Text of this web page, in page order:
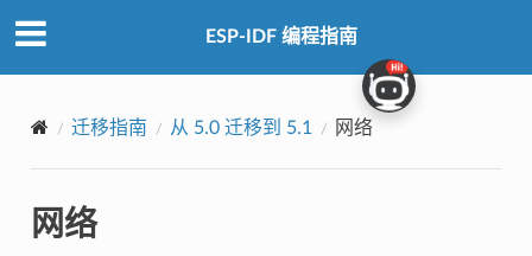
ESP-IDF 编程指南
迁移指南 从 5.0 迁移到 5.1 网络
网络